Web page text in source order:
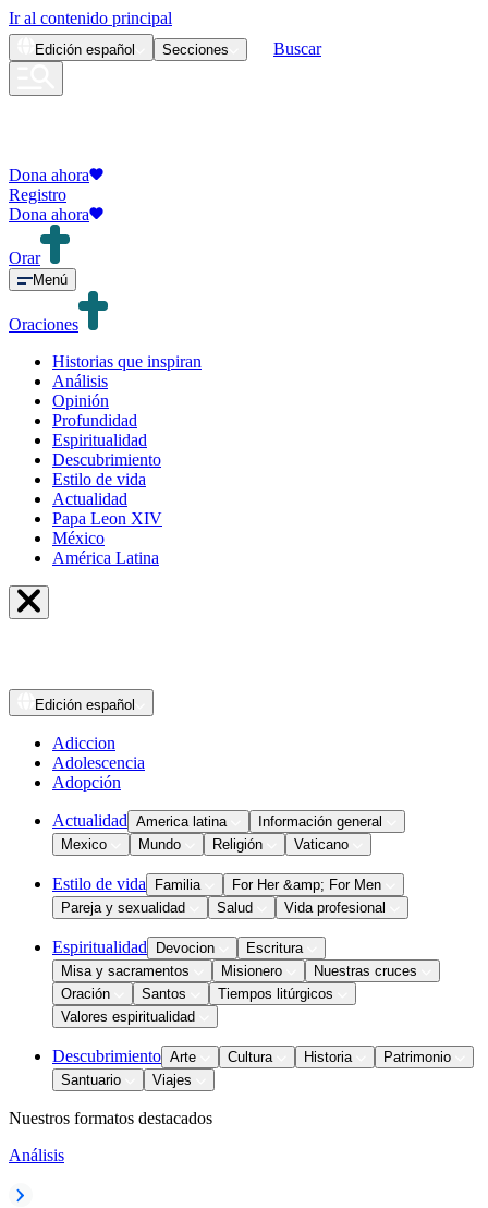
Ir al contenido principal
Edición español Secciones Buscar
Dona ahora
Registro
Dona ahora
Orar
Menú
Oraciones
Historias que inspiran
Análisis
Opinión
Profundidad
Espiritualidad
Descubrimiento
Estilo de vida
Actualidad
Papa Leon XIV
México
América Latina
Edición español
Adiccion
Adolescencia
Adopción
Actualidad America latina
Información general
Mexico
Mundo Religión Vaticano
Estilo de vida Familia
For Her &amp; For Men
Pareja y sexualidad
Salud Vida profesional
Espiritualidad Devocion
Escritura
Misa y sacramentos
Misionero
Nuestras cruces
Oración
Santos
Tiempos litúrgicos
Valores espiritualidad
Descubrimiento Arte Cultura Historia
Patrimonio
Santuario
Viajes
Nuestros formatos destacados
Análisis